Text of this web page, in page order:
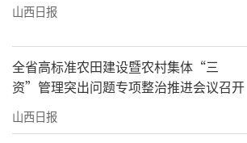
山西日报
全省高标准农田建设暨农村集体“三
资”管理突出问题专项整治推进会议召开
山西日报